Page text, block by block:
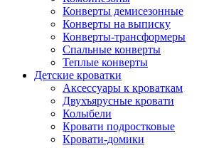
Конверты демисезонные
Конверты на выписку
Конверты-трансформеры
Спальные конверты
Теплые конверты
Детские кроватки
Аксессуары к кроваткам
Двухъярусные кровати
Колыбели
Кровати подростковые
Кровати-домики